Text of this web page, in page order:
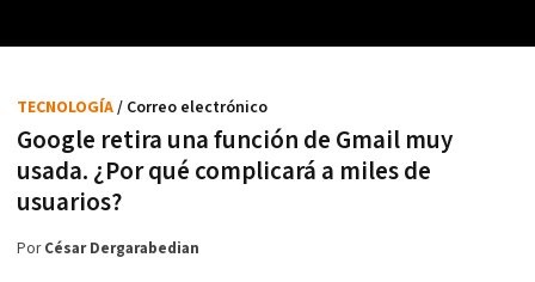
Google retira una función de Gmail muy
usada. ¿Por qué complicará a miles de
usuarios?
TECNOLOGÍA/ Correo electrónico
PorCésar Dergarabedian